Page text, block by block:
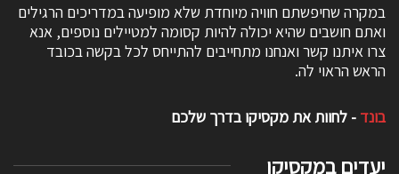
במקרה שחיפשתם חוויה מיוחדת שלא מופיעה במדריכים הרגילים
ואתם חושבים שהיא יכולה להיות קסומה למטיילים נוספים, אנא
צרו איתנו קשר ואנחנו מתחייבים להתייחס לכל בקשה בכובד
הראש הראוי לה.
בונד - לחוות את מקסיקו בדרך שלכם
יעדים במקסיקו